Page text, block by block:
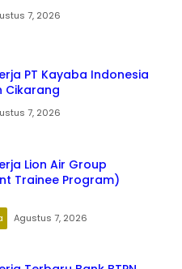
7, 2026
PT Kayaba Indonesia
Cikarang
7, 2026
Lion Air Group
Trainee Program)
Agustus 7, 2026